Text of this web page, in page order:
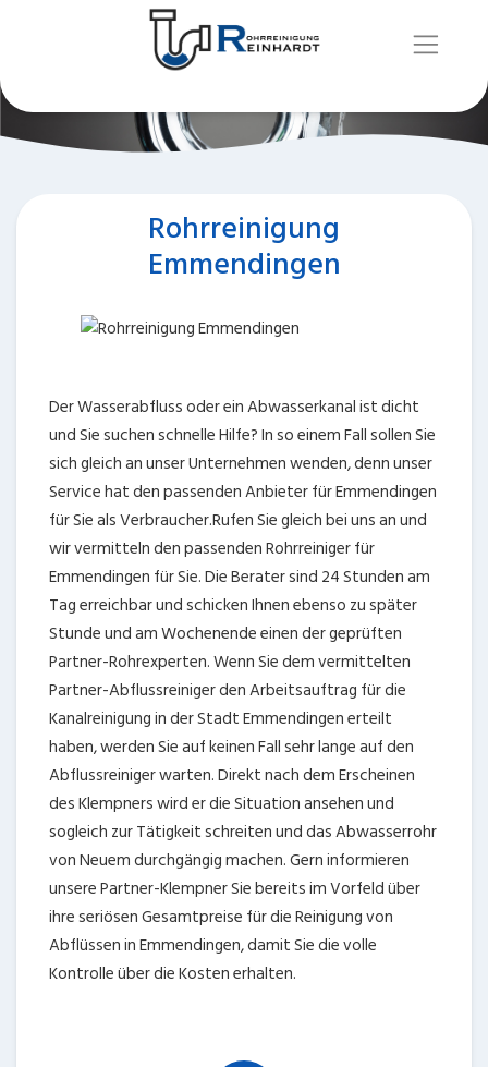
Rohrreinigung
Emmendingen
Der Wasserabfluss oder ein Abwasserkanal ist dicht
und Sie suchen schnelle Hilfe? In so einem Fall sollen Sie
sich gleich an unser Unternehmen wenden, denn unser
Service hat den passenden Anbieter für Emmendingen
für Sie als Verbraucher.Rufen Sie gleich bei uns an und
wir vermitteln den passenden Rohrreiniger für
Emmendingen für Sie. Die Berater sind 24 Stunden am
Tag erreichbar und schicken Ihnen ebenso zu später
Stunde und am Wochenende einen der geprüften
Partner-Rohrexperten. Wenn Sie dem vermittelten
Partner-Abflussreiniger den Arbeitsauftrag für die
Kanalreinigung in der Stadt Emmendingen erteilt
haben, werden Sie auf keinen Fall sehr lange auf den
Abflussreiniger warten. Direkt nach dem Erscheinen
des Klempners wird er die Situation ansehen und
sogleich zur Tätigkeit schreiten und das Abwasserrohr
von Neuem durchgängig machen. Gern informieren
unsere Partner-Klempner Sie bereits im Vorfeld über
ihre seriösen Gesamtpreise für die Reinigung von
Abflüssen in Emmendingen, damit Sie die volle
Kontrolle über die Kosten erhalten.